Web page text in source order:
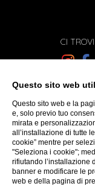
CI
Iscriviti alla
Questo sito web
Questo sito web e la
e, solo previo tuo
mirata e
all’installazione di tutte
cookie” mentre per
"Seleziona i cookie";
rifiutando l’installazione
banner e modificare le
web e della pagina di